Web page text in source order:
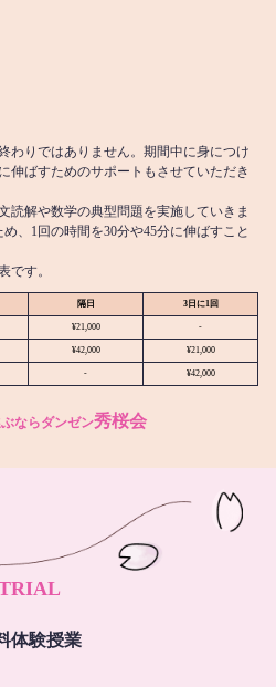
わりではありません。期間中に身につけ
伸ばすためのサポートもさせていただき
解や数学の典型問題を実施していきま
、1回の時間を30分や45分に伸ばすこと
です。
隔日 3日に1回
¥21,000 -
¥42,000 ¥21,000
- ¥42,000
ならダンゼン秀桜会
体験授業